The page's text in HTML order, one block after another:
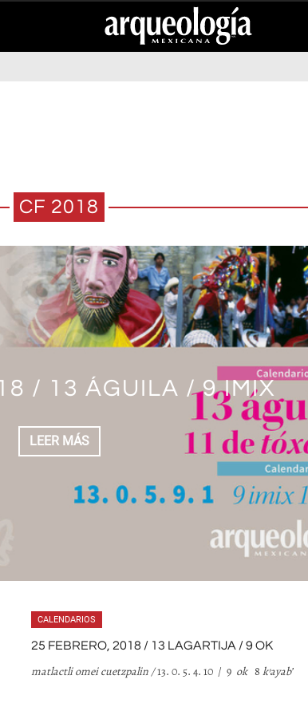
CF 2018
/ 13 ÁGUILA / 9 IMIX
LEER MÁS
/ 12 JAGUAR / 8 AJAW
LEER MÁS
/ 11 CAÑA / 7 KAWAK
LEER MÁS
10 HIERBA / 6 ETZ’NAB’
LEER MÁS
/ 9 MONO / 5 KAB’AN
LEER MÁS
/ 8 PERRO / 4 KIB’
LEER MÁS
CALENDARIOS
25 FEBRERO, 2018 / 13 LAGARTIJA / 9 OK
matlactli omei cuetzpalin /13. 0. 5. 4. 10 / 9 ok8 k’ayab’